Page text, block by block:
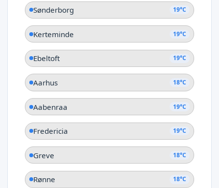
Sønderborg 19°C
Kerteminde 19°C
Ebeltoft 19°C
Aarhus 18°C
Aabenraa 19°C
Fredericia 19°C
Greve 18°C
Rønne 18°C